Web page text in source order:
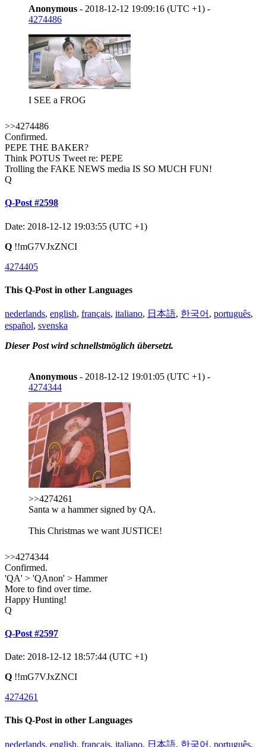
Anonymous - 2018-12-12 19:09:16 (UTC +1) -
4274486
I SEE a FROG
>>4274486
Confirmed.
PEPE THE BAKER?
Think POTUS Tweet re: PEPE
Trolling the FAKE NEWS media IS SO MUCH FUN!
Q
Q-Post #2598
Date: 2018-12-12 19:03:55 (UTC +1)
Q !!mG7VJxZNCI
4274405
This Q-Post in other Languages
nederlands, english, français, italiano, 日本語, 한국어 , português,
español, svenska
Dieser Post wird schnellstmöglich übersetzt.
Anonymous - 2018-12-12 19:01:05 (UTC +1) -
4274344
>>4274261
Santa w a hammer signed by QA.
This Christmas we want JUSTICE!
>>4274344
Confirmed.
'QA' > 'QAnon' > Hammer
More to find over time.
Happy Hunting!
Q
Q-Post #2597
Date: 2018-12-12 18:57:44 (UTC +1)
Q !!mG7VJxZNCI
4274261
This Q-Post in other Languages
nederlands, english, français, italiano, 日本語, 한국어 , português,